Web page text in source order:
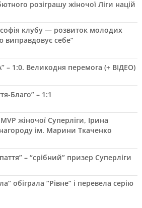
розіграшу жіночої Ліги націй
клубу — розвиток молодих
виправдовує себе”
– 1:0. Великодня перемога (+ ВІДЕО)
Благо” – 1:1
жіночої Суперліги, Ірина
ім. Марини Ткаченко
– “срібний” призер Суперліги
обіграла “Рівне” і перевела серію